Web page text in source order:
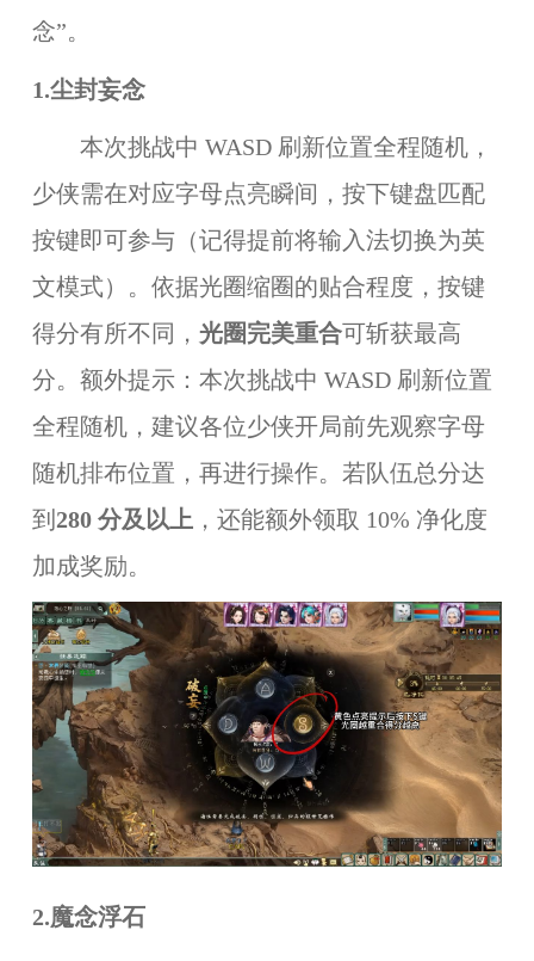
念”。
1.尘封妄念
本次挑战中 WASD 刷新位置全程随机，
少侠需在对应字母点亮瞬间，按下键盘匹配
按键即可参与（记得提前将输入法切换为英
文模式）。依据光圈缩圈的贴合程度，按键
得分有所不同， 光圈完美重合可斩获最高
分。额外提示：本次挑战中 WASD 刷新位置
全程随机，建议各位少侠开局前先观察字母
随机排布位置，再进行操作。若队伍总分达
到 280 分及以上，还能额外领取 10% 净化度
加成奖励。
2.魔念浮石